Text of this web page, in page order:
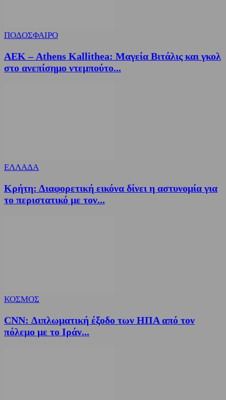
ΠΟΔΟΣΦΑΙΡΟ
ΑΕΚ – Athens Kallithea: Μαγεία Βιτάλις και γκολ
στο ανεπίσημο ντεμπούτο...
ΕΛΛΑΔΑ
Κρήτη: Διαφορετική εικόνα δίνει η αστυνομία για
το περιστατικό με τον...
ΚΟΣΜΟΣ
CNN: Διπλωματική έξοδο των ΗΠΑ από τον
πόλεμο με το Ιράν...